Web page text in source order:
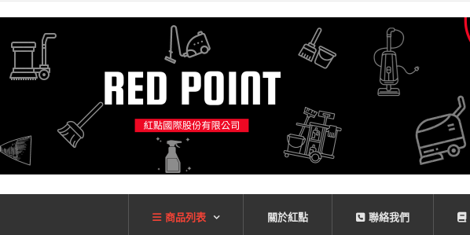
商品列表 關於紅點 聯絡我們